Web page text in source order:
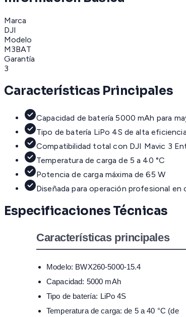
Marca
DJI
Modelo
M3BAT
Garantía
3
Características Principales
Capacidad de batería 5000 mAh para
Tipo de batería LiPo 4S de alta eficiencia
Compatibilidad total con DJI Mavic 3
Temperatura de carga de 5 a 40 °C
Potencia de carga máxima de 65 W
Diseñada para operación profesional
Especificaciones Técnicas
Características principales
Modelo: BWX260-5000-15.4
Capacidad: 5000 mAh
Tipo de batería: LiPo 4S
Temperatura de carga: de 5 a 40 °C (de